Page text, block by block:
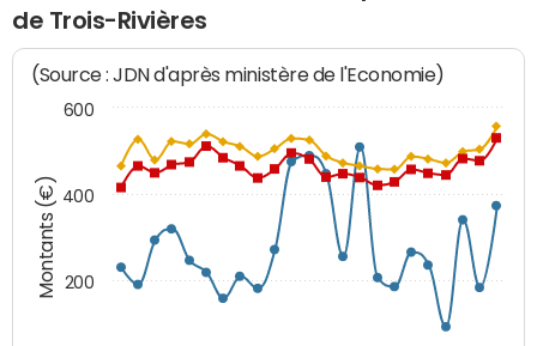
de Trois-Rivières
Montants (€)
(Source : JDN d'après ministère de l'Economie)
200
400
600